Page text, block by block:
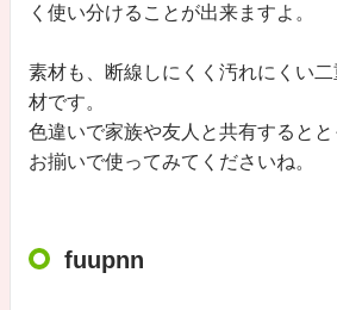
く使い分けることが出来ますよ。
素材も、断線しにくく汚れにくい
材です。
色違いで家族や友人と共有するとと
お揃いで使ってみてくださいね。
fuupnn